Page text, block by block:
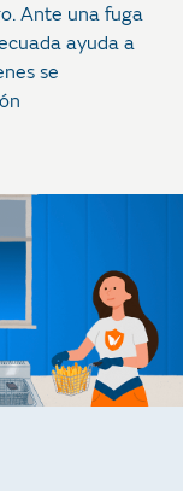
Ante una fuga
ayuda a
se